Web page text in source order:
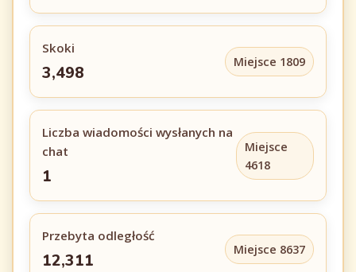
Skoki
3,498
Miejsce 1809
Liczba wiadomości wysłanych na
chat
1
Miejsce
4618
Przebyta odległość
12,311
Miejsce 8637